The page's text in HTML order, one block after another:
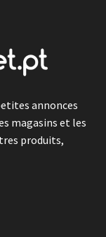
annonces
magasins et les
produits,